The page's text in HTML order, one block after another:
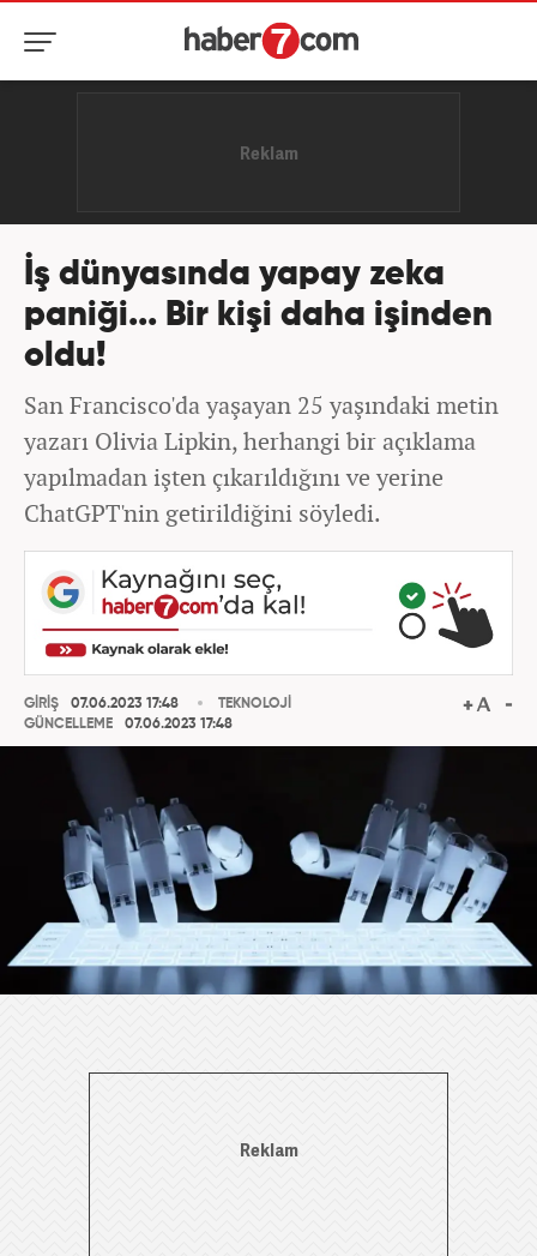
İş dünyasında yapay zeka
paniği... Bir kişi daha işinden
oldu!
San Francisco'da yaşayan 25 yaşındaki metin
yazarı Olivia Lipkin, herhangi bir açıklama
yapılmadan işten çıkarıldığını ve yerine
ChatGPT'nin getirildiğini söyledi.
GİRİŞ
07.06.2023 17:48
GÜNCELLEME
07.06.2023 17:48
TEKNOLOJİ